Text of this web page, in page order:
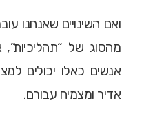
ואם השינויים שאנחנו
מהסוג של
אנשים כאלו יכולים
אדיר ומצמיח עבורם.